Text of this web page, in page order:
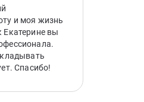
и моя жизнь
Екатерине вы
Спасибо!